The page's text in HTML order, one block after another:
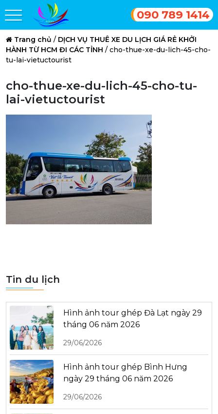
090 789 1414
Trang chủ / DỊCH VỤ THUÊ XE DU LỊCH GIÁ RẺ KHỞI
HÀNH TỪ HCM ĐI CÁC TỈNH / cho-thue-xe-du-lich-45-cho-
tu-lai-vietuctourist
cho-thue-xe-du-lich-45-cho-tu-
lai-vietuctourist
Tin du lịch
Hình ảnh tour ghép Đà Lạt ngày 29
tháng 06 năm 2026
29/06/2026
Hình ảnh tour ghép Bình Hưng
ngày 29 tháng 06 năm 2026
29/06/2026